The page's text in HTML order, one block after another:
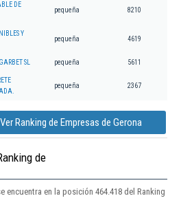
DE
pequeña 8210
Y
pequeña 4619
SL pequeña 5611
pequeña 2367
Ver Ranking de Empresas de Gerona
de
encuentra en la posición 464.418 del Ranking